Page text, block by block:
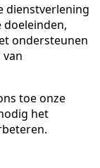
dienstverlening
ondersteunen
toe onze
het